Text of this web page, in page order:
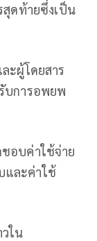
สุดท้ายซึ่งเป็น
ะผู้โดยสาร
บการอพยพ
อบค่าใช้จ่าย
และค่าใช้
ใน